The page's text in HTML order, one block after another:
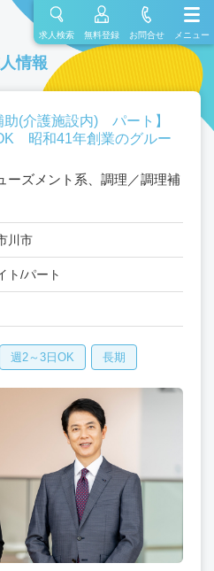
求人検索 無料登録 お問合せ メニュー
情報
(介護施設内) パート】
昭和41年創業のグルー
ーズメント系、調理／調理補
川市
ト/パート
週2～3日OK 長期